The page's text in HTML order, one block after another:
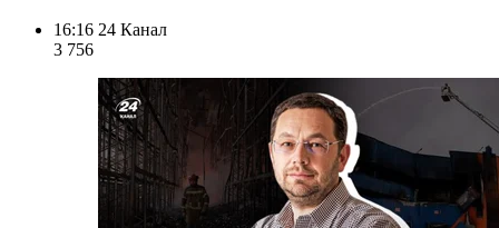
16:16 24 Канал
3 756